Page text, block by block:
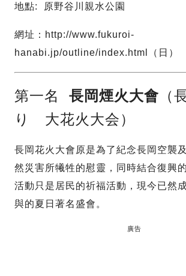
地點: 原野谷川親水公園
網址：http://www.fukuroi-
hanabi.jp/outline/index.html（日）
第一名 長岡煙火大會 （
り 大花火大会）
長岡花火大會原是為了紀念長岡空襲
然災害所犧牲的慰靈，同時結合復興
活動只是居民的祈福活動，現今已然
與的夏日著名盛會。
廣告